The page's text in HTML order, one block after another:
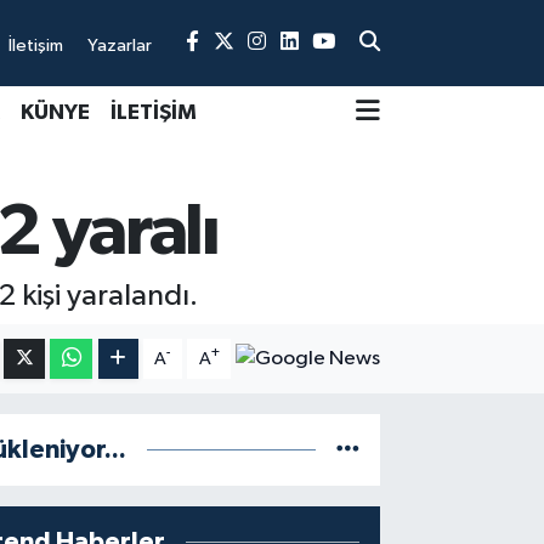
İletişim Yazarlar
KÜNYE İLETİŞİM
yaralı
kişi yaralandı.
A- A+